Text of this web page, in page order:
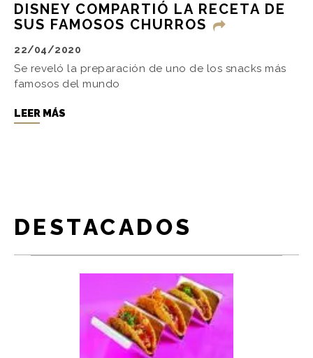
DISNEY COMPARTIÓ LA RECETA DE
SUS FAMOSOS CHURROS
22/04/2020
Se reveló la preparación de uno de los snacks más
famosos del mundo
LEER MÁS
DESTACADOS